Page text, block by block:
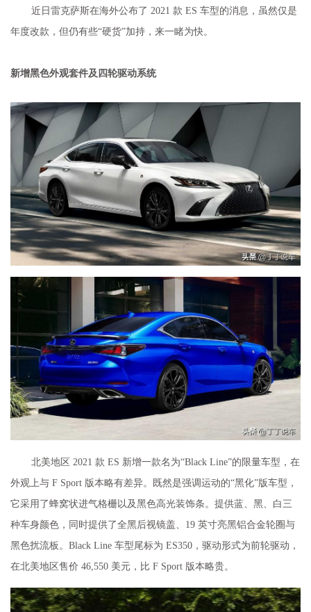
近日雷克萨斯在海外公布了 2021 款 ES 车型的消息，虽然仅是
年度改款，但仍有些“硬货”加持，来一睹为快。
新增黑色外观套件及四轮驱动系统
北美地区 2021 款 ES 新增一款名为“Black Line”的限量车型，在
外观上与 F Sport 版本略有差异。既然是强调运动的“黑化”版车型，
它采用了蜂窝状进气格栅以及黑色高光装饰条。提供蓝、黑、白三
种车身颜色，同时提供了全黑后视镜盖、19 英寸亮黑铝合金轮圈与
黑色扰流板。Black Line 车型尾标为 ES350，驱动形式为前轮驱动，
在北美地区售价 46,550 美元，比 F Sport 版本略贵。